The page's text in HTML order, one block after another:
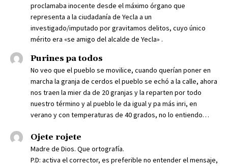
proclamaba inocente desde el máximo órgano que
representa a la ciudadanía de Yecla a un
investigado/imputado por gravitamos delitos, cuyo único
mérito era «se amigo del alcalde de Yecla» .
Purines pa todos
No veo que el pueblo se movilice, cuando querían poner en
marcha la granja de cerdos el pueblo se echó a la calle, ahora
nos traen la mier da de 20 granjas y la reparten por todo
nuestro término y al pueblo le da igual y pa más inri, en
verano y con temperaturas de 40 grados, no lo entiendo…
Ojete rojete
Madre de Dios. Que ortografía.
P.D: activa el corrector, es preferible no entender el mensaje,